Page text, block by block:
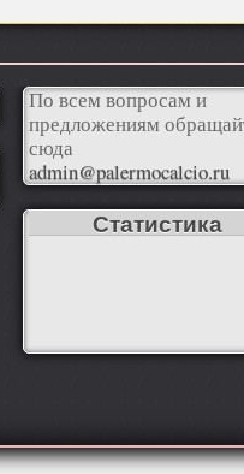
По всем вопросам и
предложениям
сюда
admin@palermocalcio.ru
Статистика